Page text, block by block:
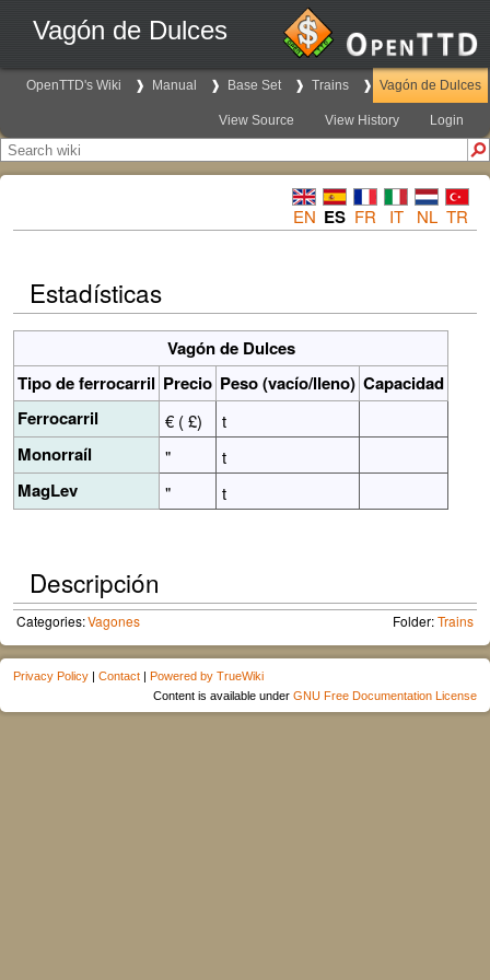
Vagón de Dulces
OpenTTD's Wiki Manual Base Set Trains Vagón de Dulces
View Source View History Login
EN ES FR IT NL TR
Estadísticas
Vagón de Dulces
Tipo de ferrocarril Precio Peso (vacío/lleno) Capacidad
Ferrocarril
€ ( £) t
Monorraíl " t
MagLev " t
Descripción
Categories:Vagones Folder:Trains
Privacy Policy | Contact | Powered by TrueWiki
Content is available under GNU Free Documentation License